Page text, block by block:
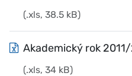
(.xls, 38.5 kB)
Akademický rok
(.xls, 34 kB)